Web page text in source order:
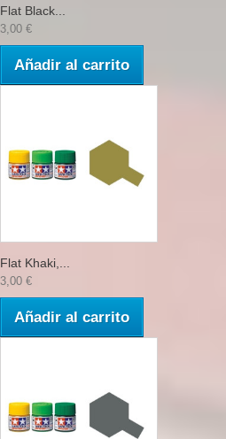
Flat Black...
3,00 €
Añadir al carrito
Flat Khaki,...
3,00 €
Añadir al carrito